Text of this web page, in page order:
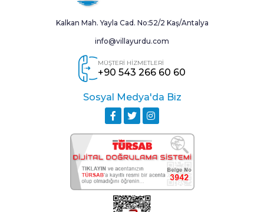
Kalkan Mah. Yayla Cad. No:52/2 Kaş/Antalya
info@villayurdu.com
MÜŞTERİ HİZMETLERİ
+90 543 266 60 60
Sosyal Medya'da Biz